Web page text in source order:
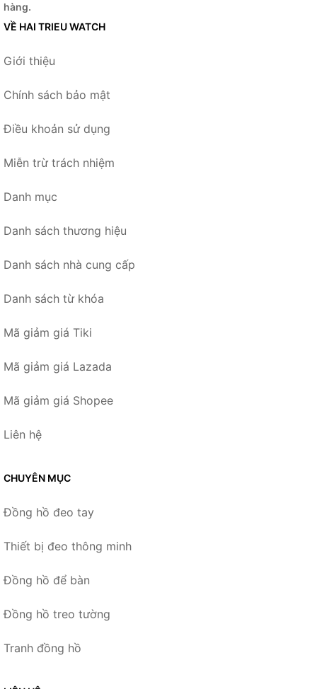
hàng.
VỀ HAI TRIEU WATCH
Giới thiệu
Chính sách bảo mật
Điều khoản sử dụng
Miễn trừ trách nhiệm
Danh mục
Danh sách thương hiệu
Danh sách nhà cung cấp
Danh sách từ khóa
Mã giảm giá Tiki
Mã giảm giá Lazada
Mã giảm giá Shopee
Liên hệ
CHUYÊN MỤC
Đồng hồ đeo tay
Thiết bị đeo thông minh
Đồng hồ để bàn
Đồng hồ treo tường
Tranh đồng hồ